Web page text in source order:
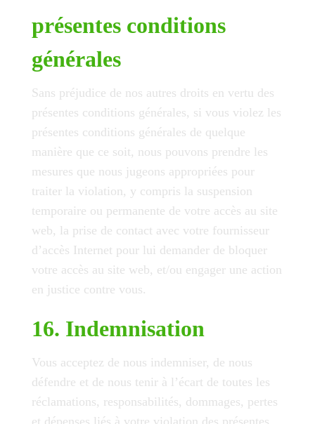
présentes conditions
générales
Sans préjudice de nos autres droits en vertu des
présentes conditions générales, si vous violez les
présentes conditions générales de quelque
manière que ce soit, nous pouvons prendre les
mesures que nous jugeons appropriées pour
traiter la violation, y compris la suspension
temporaire ou permanente de votre accès au site
web, la prise de contact avec votre fournisseur
d’accès Internet pour lui demander de bloquer
votre accès au site web, et/ou engager une action
en justice contre vous.
16. Indemnisation
Vous acceptez de nous indemniser, de nous
défendre et de nous tenir à l’écart de toutes les
réclamations, responsabilités, dommages, pertes
et dépenses liés à votre violation des présentes